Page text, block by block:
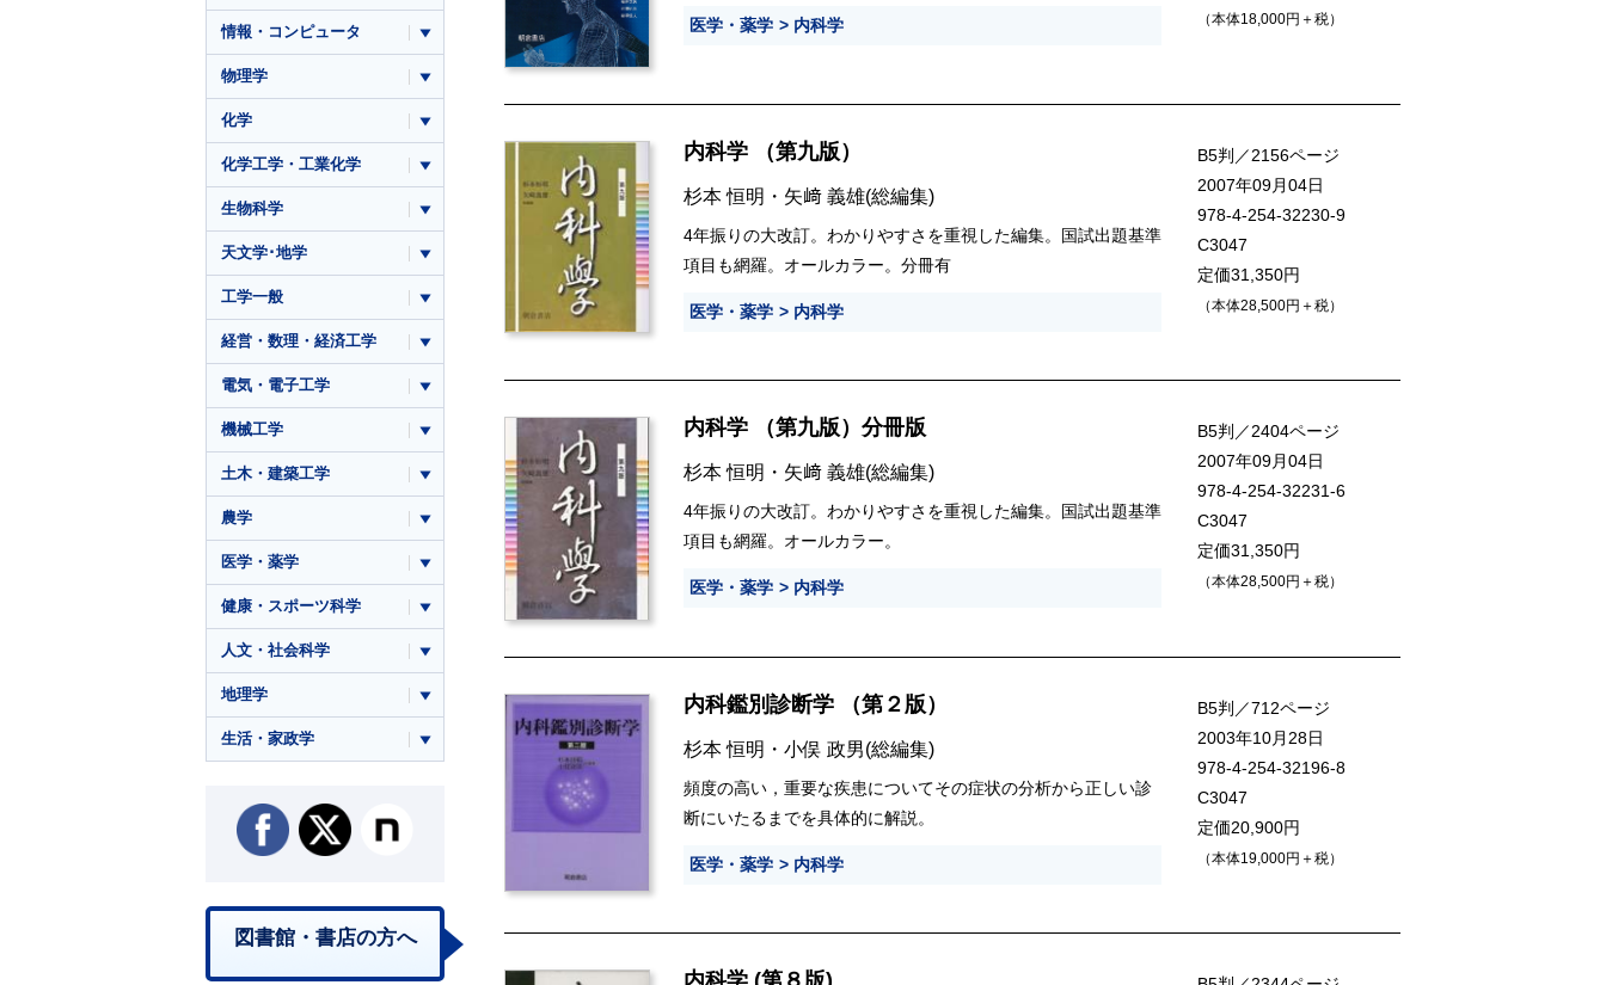
医学・薬学 内科学 （本体18,000円＋税）
内科学 （第九版）
杉本 恒明 ・ 矢﨑 義雄(総編集)
4年振りの大改訂。わかりやすさを重視した編集。国試出題基準
項目も網羅。オールカラー。分冊有
医学・薬学 内科学
B5判／2156ページ
2007年09月04日
978-4-254-32230-9
C3047
定価31,350円
（本体28,500円＋税）
内科学 （第九版）分冊版
杉本 恒明 ・ 矢﨑 義雄(総編集)
4年振りの大改訂。わかりやすさを重視した編集。国試出題基準
項目も網羅。オールカラー。
医学・薬学 内科学
B5判／2404ページ
2007年09月04日
978-4-254-32231-6
C3047
定価31,350円
（本体28,500円＋税）
内科鑑別診断学 （第２版）
杉本 恒明 ・ 小俣 政男(総編集)
頻度の高い，重要な疾患についてその症状の分析から正しい診
断にいたるまでを具体的に解説。
医学・薬学 内科学
B5判／712ページ
2003年10月28日
978-4-254-32196-8
C3047
定価20,900円
（本体19,000円＋税）
内科学 (第８版)
情報・コンピュータ
物理学
化学
化学工学・工業化学
生物科学
天文学･地学
工学一般
経営・数理・経済工学
電気・電子工学
機械工学
土木・建築工学
農学
医学・薬学
健康・スポーツ科学
人文・社会科学
地理学
生活・家政学
図書館・書店の方へ